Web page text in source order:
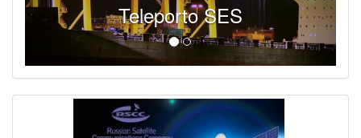
Teleporto SES